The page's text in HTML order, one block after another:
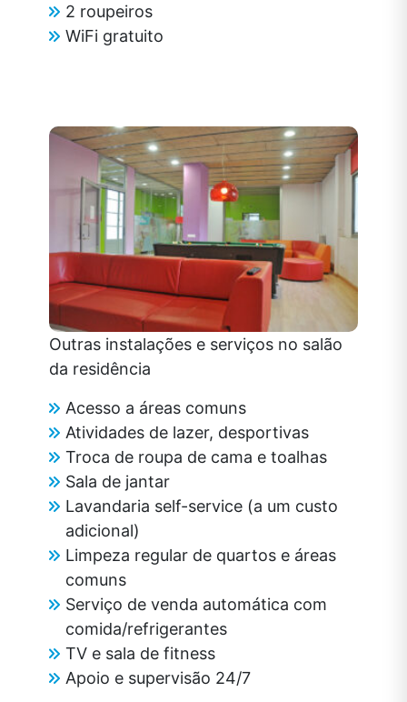
2 roupeiros
WiFi gratuito
Outras instalações e serviços no salão
da residência
Acesso a áreas comuns
Atividades de lazer, desportivas
Troca de roupa de cama e toalhas
Sala de jantar
Lavandaria self-service (a um custo
adicional)
Limpeza regular de quartos e áreas
comuns
Serviço de venda automática com
comida/refrigerantes
TV e sala de fitness
Apoio e supervisão 24/7